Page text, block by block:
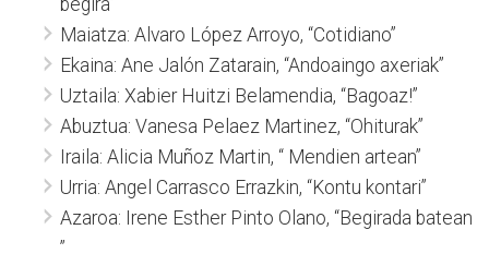
Maiatza: Alvaro López Arroyo, “Cotidiano”
Ekaina: Ane Jalón Zatarain, “Andoaingo axeriak”
Uztaila: Xabier Huitzi Belamendia, “Bagoaz!”
Abuztua: Vanesa Pelaez Martinez, “Ohiturak”
Iraila: Alicia Muñoz Martin, “ Mendien artean”
Urria: Angel Carrasco Errazkin, “Kontu kontari”
Azaroa: Irene Esther Pinto Olano, “Begirada batean
”